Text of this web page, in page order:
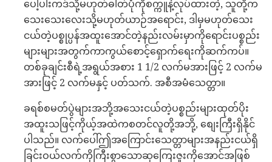
ပေါ့ပါးကဒ်သို့မဟုတ်ဓါတ်ပုံကိုစက္ကူနဲ့လုပ်ထားတဲ့, သူတို့က
သေးသေးလေးသို့မဟုတ်ယာဉ်အရောင်း, ဒါမှမဟုတ်သေး
ငယ်တဲ့ပစ္စုပ္ပန်အထူးအောင်တဲ့နည်းလမ်းမှာကိုရောင်းပစ္စည်း
များများအတွက်ကာကွယ်စောင့်ရှောက်ရေးကိုဆက်ကပ်။
တစ်ခုချင်းစီရဲ့အရွယ်အစား 1 1/2 လက်မအားဖြင့် 2 လက်မ
အားဖြင့် 2 လက်မနှင့် ပတ်သက်. အစီအမံသေတ္တာ။
ခရစ်စမတ်ပွဲများအဘို့အသေးငယ်တဲ့ပစ္စည်းများထုတ်ပိုး
အထူးသဖြင့်ကိုယ့်အထဲကစတင်လူတို့အဘို့, စျေးကြီးရှိနိုင်
ပါသည်။ လက်ပေါ်ဤအကြောင်းသေတ္တာများအနည်းငယ်ရှိ
ခြင်းဝယ်လက်ကိုကြီးစွာသောဆုကြေးဇူးကိုအောင်အဖြစ်